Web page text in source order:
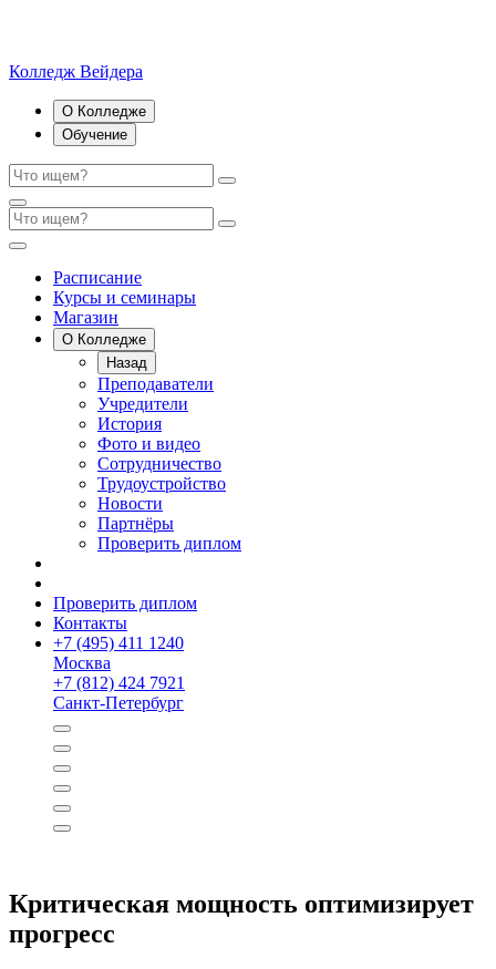
Колледж Вейдера
О Колледже
Обучение
Расписание
Курсы и семинары
Магазин
О Колледже
Назад
Преподаватели
Учредители
История
Фото и видео
Сотрудничество
Трудоустройство
Новости
Партнёры
Проверить диплом
Проверить диплом
Контакты
+7 (495) 411 1240
Москва
+7 (812) 424 7921
Санкт-Петербург
Критическая мощность оптимизирует
прогресс